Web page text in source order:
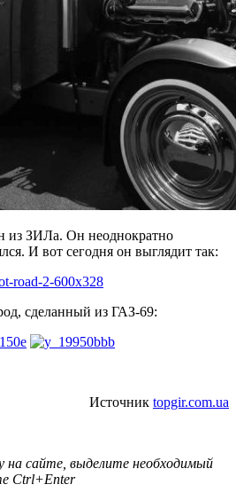
из ЗИЛа. Он неоднократно
И вот сегодня он выглядит так:
сделанный из ГАЗ-69:
Источник topgir.com.ua
на сайте, выделите необходимый
Ctrl+Enter